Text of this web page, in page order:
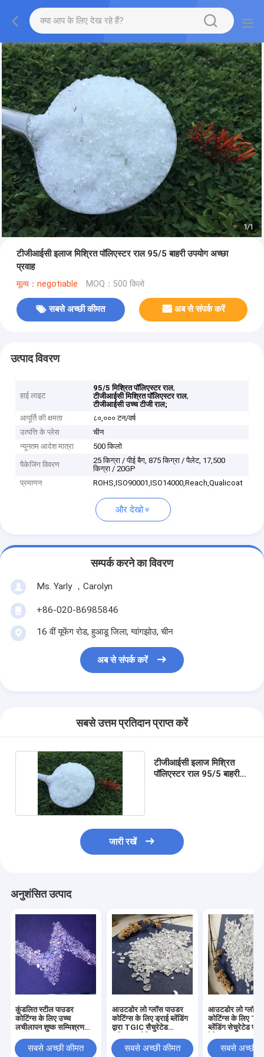
1/1
टीजीआईसी इलाज मिश्रित पॉलिएस्टर राल 95/5 बाहरी उपयोग अच्छा
प्रवाह
मूल्य：negotiable MOQ：500 किलो
सबसे अच्छी कीमत अब से संपर्क करें
उत्पाद विवरण
हाई लाइट
95/5 मिश्रित पॉलिएस्टर राल,
टीजीआईसी मिश्रित पॉलिएस्टर राल,
टीजीआईसी उच्च टीजी राल;
आपूर्ति की क्षमता
८०,००० टन/वर्ष
उत्पत्ति के प्लेस
चीन
न्यूनतम आदेश मात्रा
500 किलो
पैकेजिंग विवरण
25 किग्रा / पीई बैग, 875 किग्रा / पैलेट, 17,500
किग्रा / 20GP
प्रमाणन
ROHS,ISO90001,ISO14000,Reach,Qualicoat
और देखो
सम्पर्क करने का विवरण
Ms. Yarly ，Carolyn
+86-020-86985846
16 वीं यूफेंग रोड, हुआडू जिला, ग्वांगझोउ, चीन
अब से संपर्क करें
सबसे उत्तम प्रतिदान प्राप्त करें
टीजीआईसी इलाज मिश्रित
पॉलिएस्टर राल 95/5 बाहरी
जारी रखें
अनुशंसित उत्पाद
कुंडलित स्टील पाउडर
कोटिंग्स के लिए उच्च
लचीलापन शुष्क सम्मिश्रण
सबसे अच्छी कीमत
आउटडोर लो ग्लॉस पाउडर
कोटिंग्स के लिए ड्राई ब्लेंडिंग
द्वारा TGIC सैचुरेटेड
सबसे अच्छी कीमत
आउटडोर लो ग्लॉस
कोटिंग्स के लिए
ब्लेंडिंग सेचुरेटेड
सबसे अच्छी